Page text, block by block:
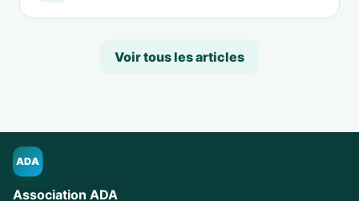
Voir tous les articles
ADA
Association ADA